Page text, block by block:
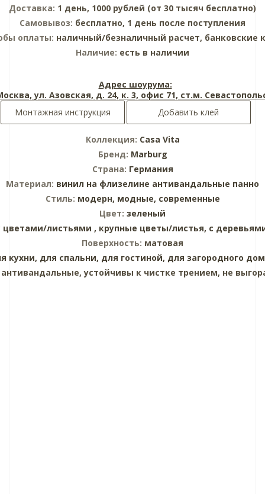
Доставка: 1 день, 1000 рублей (от 30 тысяч бесплатно)
Самовывоз: бесплатно, 1 день после поступления
оплаты: наличный/безналичный расчет, банковские
Наличие: есть в наличии
Адрес шоурума:
ул. Азовская, д. 24, к. 3, офис 71, ст.м.
Монтажная инструкция
Добавить клей
Коллекция: Casa Vita
Бренд: Marburg
Страна: Германия
Материал: винил на флизелине антивандальные панно
Стиль: модерн, модные, современные
Цвет: зеленый
цветами/листьями , крупные цветы/листья, с
Поверхность: матовая
кухни, для спальни, для гостиной, для загородного
антивандальные, устойчивы к чистке трением, не